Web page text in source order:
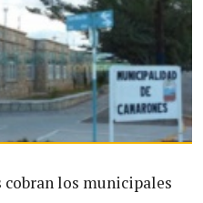
cobran los municipales